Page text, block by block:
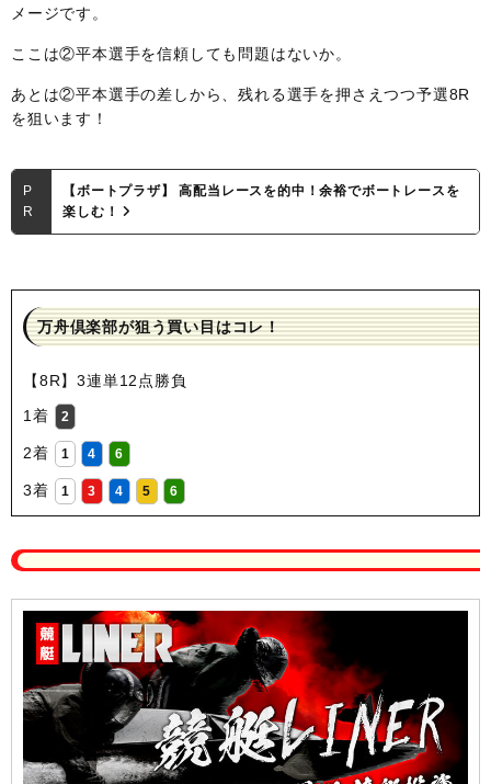
メージです。
ここは②平本選手を信頼しても問題はないか。
あとは②平本選手の差しから、残れる選手を押さえつつ予選8R
を狙います！
P
R
【ボートプラザ】 高配当レースを的中！余裕でボートレースを
楽しむ！
万舟倶楽部が狙う買い目はコレ！
【8R】3連単12点勝負
1着
2
2着 1 4 6
3着 1 3 4 5 6